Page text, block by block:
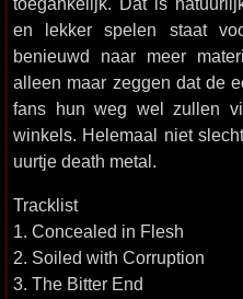
en lekker spelen staat
benieuwd naar meer
alleen maar zeggen dat de
fans hun weg wel zullen
winkels. Helemaal niet
uurtje death metal.
Tracklist
1. Concealed in Flesh
2. Soiled with Corruption
3. The Bitter End